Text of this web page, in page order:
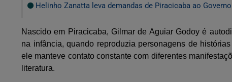
Helinho Zanatta leva demandas de Piracicaba ao
Nascido em Piracicaba, Gilmar de Aguiar Godoy é
na infância, quando reproduzia personagens de
ele manteve contato constante com diferentes
literatura.